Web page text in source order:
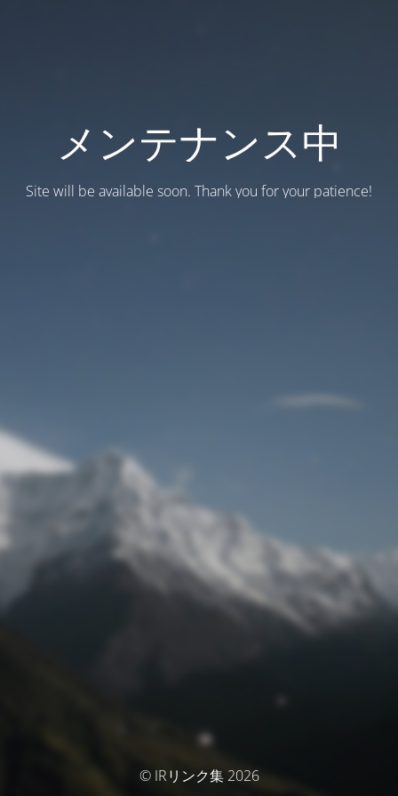
メンテナンス中
Site will be available soon. Thank you for your patience!
© IRリンク集 2026